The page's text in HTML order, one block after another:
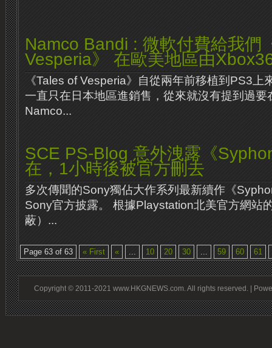
Namco Bandi : 微軟付費給我們
Vesperia》 在歐美地區由
《Tales of Vesperia》自從兩年前移植到PS3上
一直只在日本地區進銷售，從來就沒有提​​到過要
Namco...
SCE PS-Blog 意外洩露《
在，1小時後被官方刪去
多次傳聞的Sony獨佔大作系列最新續作《
Sony官方披露。 根據Playstation北美官方網站
蔽）...
Page 63 of 63 « First « ... 10 20 30 ... 59 60 61
Copyright © 2011-2021 www.HKGNEWS.com. All rights reserved. |